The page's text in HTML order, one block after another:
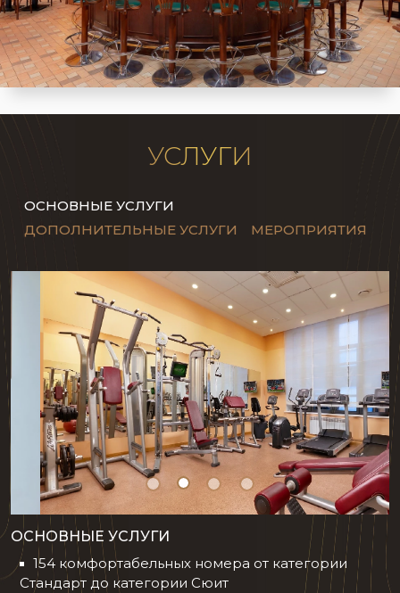
УСЛУГИ
ОСНОВНЫЕ УСЛУГИ
ДОПОЛНИТЕЛЬНЫЕ УСЛУГИ
МЕРОПРИЯТИЯ
ОСНОВНЫЕ УСЛУГИ
154 комфортабельных номера от категории
Стандарт до категории Сюит